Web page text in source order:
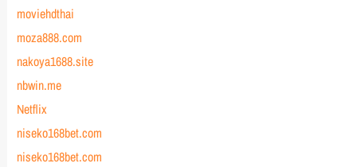
moviehdthai
moza888.com
nakoya1688.site
nbwin.me
Netflix
niseko168bet.com
niseko168bet.com